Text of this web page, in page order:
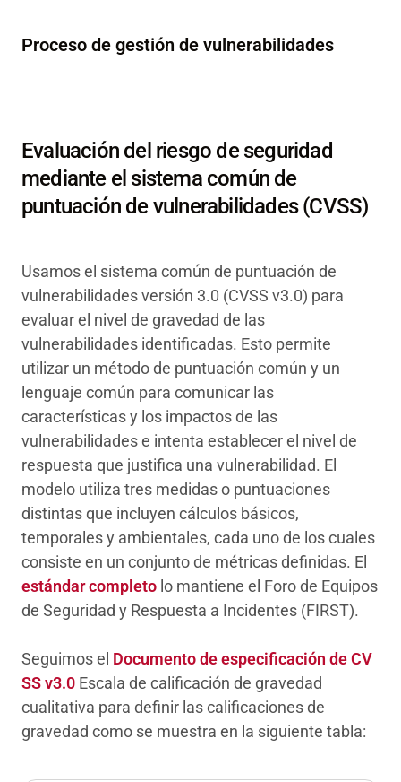
Proceso de gestión de vulnerabilidades
Evaluación del riesgo de seguridad
mediante el sistema común de
puntuación de vulnerabilidades (CVSS)
Usamos el sistema común de puntuación de
vulnerabilidades versión 3.0 (CVSS v3.0) para
evaluar el nivel de gravedad de las
vulnerabilidades identificadas. Esto permite
utilizar un método de puntuación común y un
lenguaje común para comunicar las
características y los impactos de las
vulnerabilidades e intenta establecer el nivel de
respuesta que justifica una vulnerabilidad. El
modelo utiliza tres medidas o puntuaciones
distintas que incluyen cálculos básicos,
temporales y ambientales, cada uno de los cuales
consiste en un conjunto de métricas definidas. El
estándar completo lo mantiene el Foro de Equipos
de Seguridad y Respuesta a Incidentes (FIRST).
Seguimos el Documento de especificación de CV
SS v3.0 Escala de calificación de gravedad
cualitativa para definir las calificaciones de
gravedad como se muestra en la siguiente tabla: